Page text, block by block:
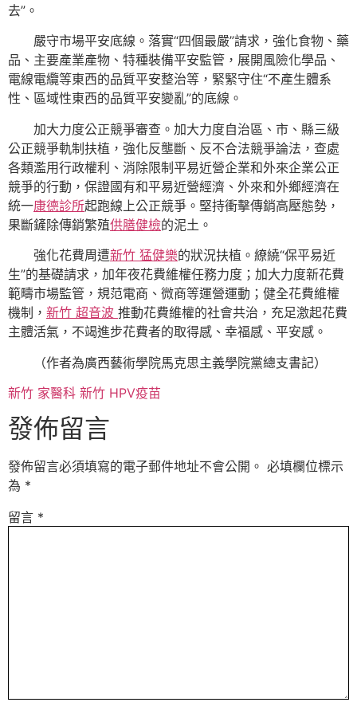
去”。
嚴守市場平安底線。落實“四個最嚴”請求，強化食物、藥
品、主要產業產物、特種裝備平安監管，展開風險化學品、
電線電纜等東西的品質平安整治等，緊緊守住“不產生體系
性、區域性東西的品質平安變亂”的底線。
加大力度公正競爭審查。加大力度自治區、市、縣三級
公正競爭軌制扶植，強化反壟斷、反不合法競爭論法，查處
各類濫用行政權利、消除限制平易近營企業和外來企業公正
競爭的行動，保證國有和平易近營經濟、外來和外鄉經濟在
統一康德診所起跑線上公正競爭。堅持衝擊傳銷高壓態勢，
果斷鏟除傳銷繁殖供膳健檢的泥土。
強化花費周遭新竹 猛健樂的狀況扶植。繚繞“保平易近
生”的基礎請求，加年夜花費維權任務力度；加大力度新花費
範疇市場監管，規范電商、微商等運營運動；健全花費維權
機制， 新竹 超音波 推動花費維權的社會共治，充足激起花費
主體活氣，不竭進步花費者的取得感、幸福感、平安感。
（作者為廣西藝術學院馬克思主義學院黨總支書記）
新竹 家醫科 新竹 HPV疫苗
發佈留言
發佈留言必須填寫的電子郵件地址不會公開。 必填欄位標示
為 *
留言 *